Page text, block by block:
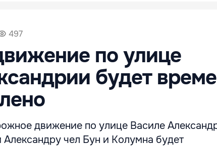
497
по улице
будет
движение по улице Василе
чел Бун и Колумна будет